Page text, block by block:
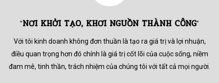
"NƠI KHỞI TẠO, KHƠI NGUỒN THÀNH CÔNG"
Với tôi kinh doanh không đơn thuần là tạo ra giá trị và lợi nhuận,
điều quan trọng hơn đó chính là giá trị cốt lõi của cuộc sống, niềm
đam mê, tinh thần, trách nhiệm của chúng tôi với tất cả mọi người.